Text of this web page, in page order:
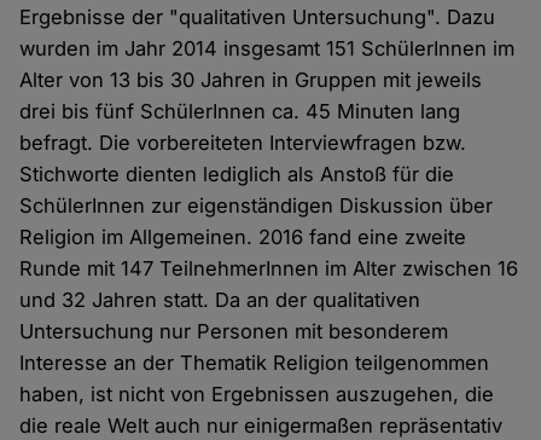
Ergebnisse der "qualitativen Untersuchung". Dazu
wurden im Jahr 2014 insgesamt 151 SchülerInnen im
Alter von 13 bis 30 Jahren in Gruppen mit jeweils
drei bis fünf SchülerInnen ca. 45 Minuten lang
befragt. Die vorbereiteten Interviewfragen bzw.
Stichworte dienten lediglich als Anstoß für die
SchülerInnen zur eigenständigen Diskussion über
Religion im Allgemeinen. 2016 fand eine zweite
Runde mit 147 TeilnehmerInnen im Alter zwischen 16
und 32 Jahren statt. Da an der qualitativen
Untersuchung nur Personen mit besonderem
Interesse an der Thematik Religion teilgenommen
haben, ist nicht von Ergebnissen auszugehen, die
die reale Welt auch nur einigermaßen repräsentativ